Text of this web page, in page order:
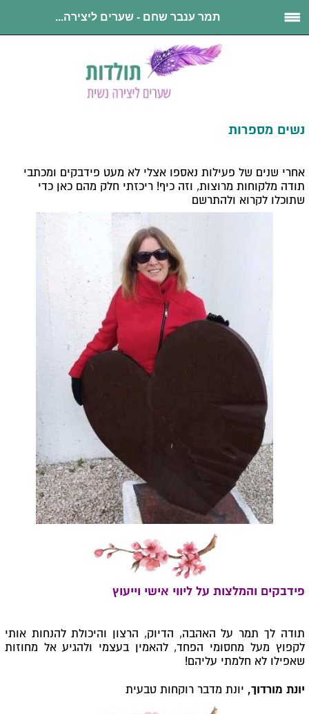
תמר ענבר שחם - שערים ליצירה...
נשים מספרות
אחרי שנים של פעילות נאספו אצלי לא מעט פידבקים ומכתבי
תודה מלקוחות מרוצות, וזה כיף! ריכזתי חלק מהם כאן כדי
שתוכלו לקרוא ולהתרשם
פידבקים והמלצות על ליווי אישי וייעוץ
תודה לך תמר על האהבה, הדיוק, הרצון והיכולת להנחות אותי
לקפוץ מעל מחסומי הפחד, להאמין בעצמי ולהגיע אל מחוזות
שאפילו לא חלמתי עליהם!
יונת מורדוך, יונת מדבר רוקחות טבעית